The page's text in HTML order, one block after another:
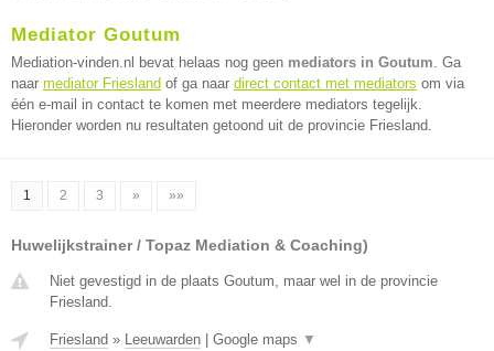
Mediator Goutum
Mediation-vinden.nl bevat helaas nog geen mediators in Goutum. Ga
naar mediator Friesland of ga naar direct contact met mediators om via
één e-mail in contact te komen met meerdere mediators tegelijk.
Hieronder worden nu resultaten getoond uit de provincie Friesland.
1 2 3 » »»
Huwelijkstrainer / Topaz Mediation & Coaching)
Niet gevestigd in de plaats Goutum, maar wel in de provincie
Friesland.
Friesland » Leeuwarden Google maps ▼